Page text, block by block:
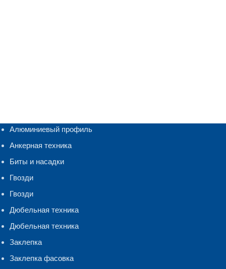
Алюминиевый профиль
Анкерная техника
Биты и насадки
Гвозди
Гвозди
Дюбельная техника
Дюбельная техника
Заклепка
Заклепка фасовка